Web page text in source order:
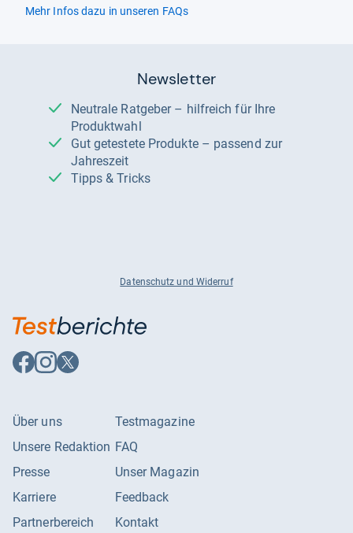
Mehr Infos dazu in unseren FAQs
Newsletter
Neutrale Ratgeber – hilfreich für Ihre
Produktwahl
Gut getestete Produkte – passend zur
Jahreszeit
Tipps & Tricks
Datenschutz und Widerruf
Auf
Facebook
Auf
Instagram
Auf
X
Über uns
Unsere Redaktion
Presse
Karriere
Partnerbereich
Testmagazine
FAQ
Unser Magazin
Feedback
Kontakt